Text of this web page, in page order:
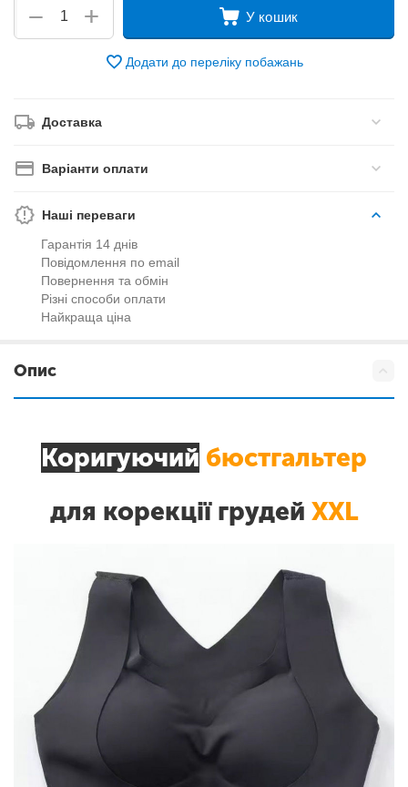
+
− У кошик
Додати до переліку побажань
Доставка
Варіанти оплати
Наші переваги
Гарантія 14 днів
Повідомлення по email
Повернення та обмін
Різні способи оплати
Найкраща ціна
Опис
Коригуючий бюстгальтер
для корекції грудей ХХL